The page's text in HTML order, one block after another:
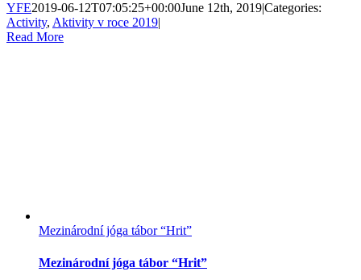
YFE2019-06-12T07:05:25+00:00June 12th, 2019|Categories:
Activity, Aktivity v roce 2019|
Read More
Mezinárodní jóga tábor “Hrit”
Mezinárodní jóga tábor “Hrit”